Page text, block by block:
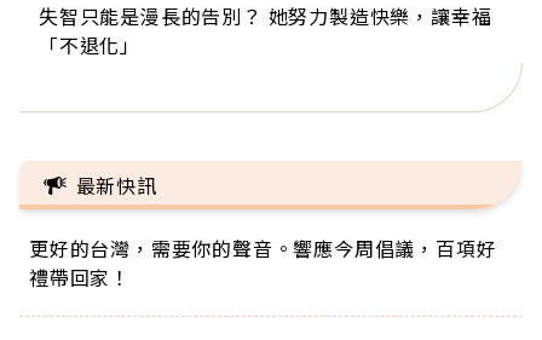
失智只能是漫長的告別？ 她努力製造快樂，讓幸福
「不退化」
來自剛果的巧克力神父 為台灣奉獻36年 「台灣是我
的家，我連作夢都講台語！」
63歲卸矽谷副總、搬回台灣找快樂！「蛋黃哥小
丑」走進安養院，逗樂上萬爺奶：退休後才開始真
104歲打破金氏世界紀錄 成為全球最年長羽球選
手，分享長壽的秘密原來是「這個」
事業巔峰他選擇追夢…黑手阿伯拉小提琴還登上小
巨蛋！連CNN都大讚！
最新快訊
更好的台灣，需要你的聲音。響應今周倡議，百項好
禮帶回家！